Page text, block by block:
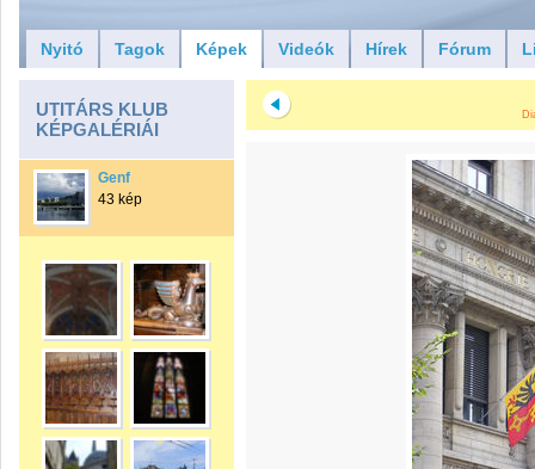
Nyitó Tagok Képek Videók Hírek Fórum
UTITÁRS KLUB
KÉPGALÉRIÁI
Genf
43 kép